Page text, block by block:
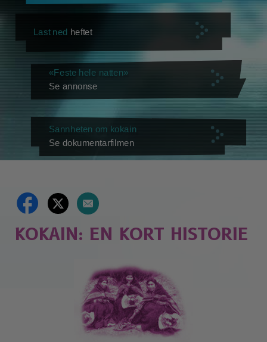
Last ned heftet
«Feste hele natten»
Se annonse
Sannheten om kokain
Se dokumentarfilmen
KOKAIN: EN KORT HISTORIE